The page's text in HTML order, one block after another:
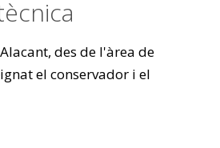
des de l'àrea de
el conservador i el